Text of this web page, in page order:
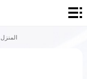
المنزل